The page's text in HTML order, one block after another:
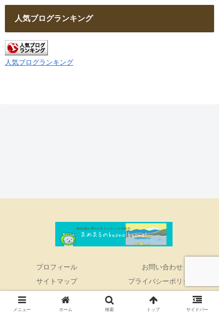
人気ブログランキング
人気ブログランキング
プロフィール
お問い合わせ
サイトマップ
プライバシーポリシー
© 2022 まめまるのbuono!buono!.
メニュー ホーム 検索 トップ サイドバー